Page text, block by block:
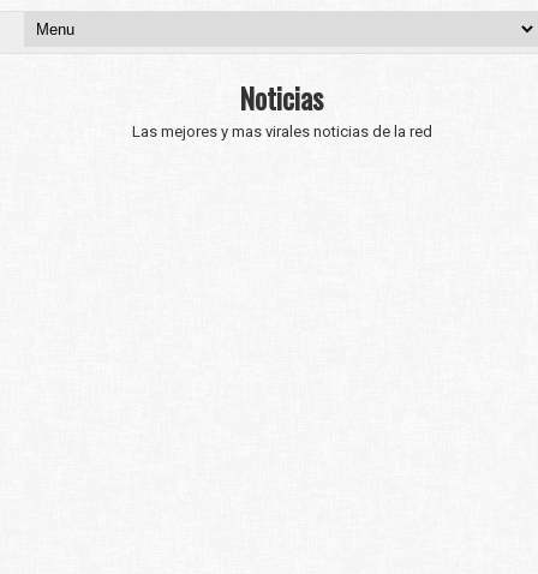
Noticias
Las mejores y mas virales noticias de la red